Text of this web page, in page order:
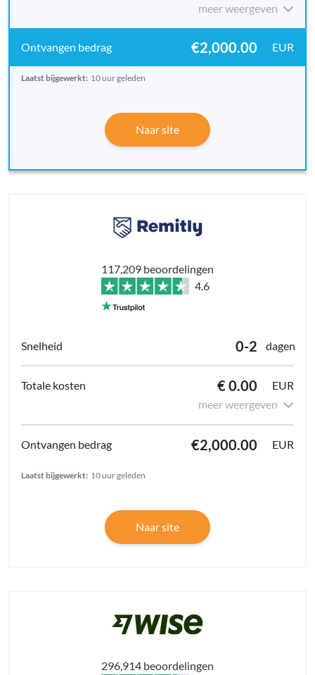
meer weergeven
€2,000.00 EUR
Laatst bijgewerkt: 10 uur geleden
Naar site
117,209 beoordelingen
4.6
0-2 dagen
€ 0.00
EUR
meer weergeven
€2,000.00 EUR
Laatst bijgewerkt: 10 uur geleden
Naar site
296,914 beoordelingen